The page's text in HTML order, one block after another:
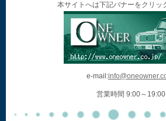
本サイトへは下記バナーをクリッ
e-mail:
営業時間 9:00～19:00